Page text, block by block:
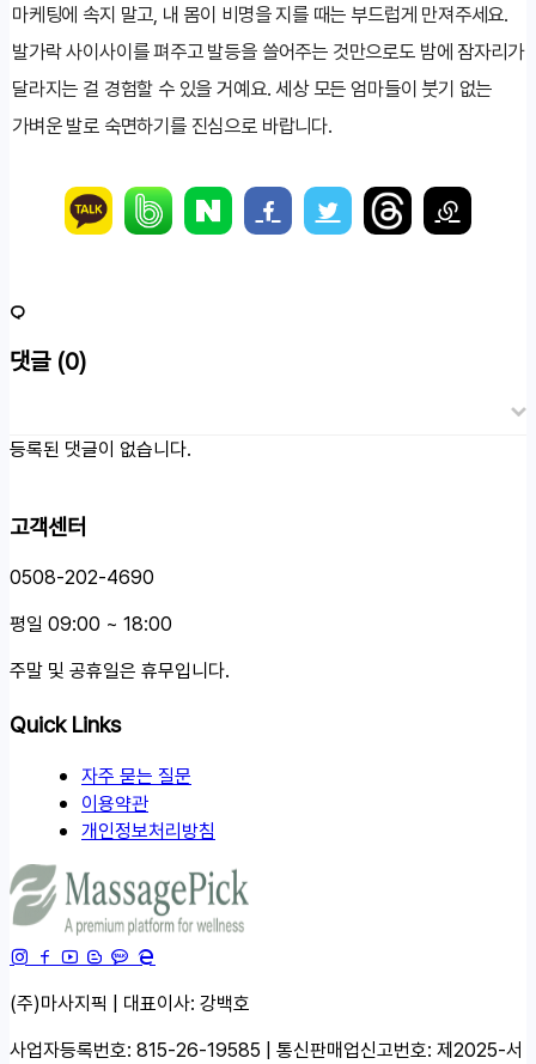
마케팅에 속지 말고, 내 몸이 비명을 지를 때는 부드럽게 만져주세요.
발가락 사이사이를 펴주고 발등을 쓸어주는 것만으로도 밤에 잠자리가
달라지는 걸 경험할 수 있을 거예요. 세상 모든 엄마들이 붓기 없는
가벼운 발로 숙면하기를 진심으로 바랍니다.
댓글 (0)
등록된 댓글이 없습니다.
고객센터
0508-202-4690
평일 09:00 ~ 18:00
주말 및 공휴일은 휴무입니다.
Quick Links
자주 묻는 질문
이용약관
개인정보처리방침
(주)마사지픽 | 대표이사: 강백호
사업자등록번호: 815-26-19585 | 통신판매업신고번호: 제2025-서